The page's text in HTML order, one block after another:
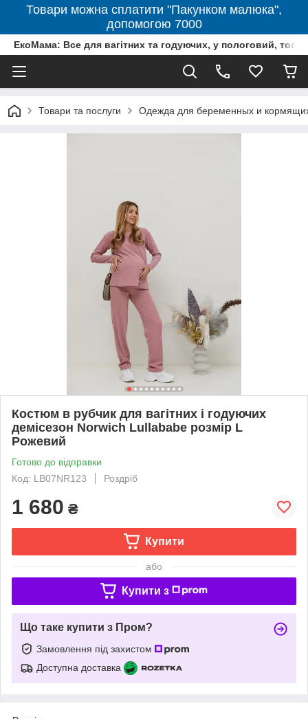
Товари можна сплатити "Пакунком малюка",
допомогою 7000
ЕкоМама: Все для вагітних та годуючих, у пологовий,
Товари та послуги Одежда для беременных и
Костюм в рубчик для вагітних і годуючих
демісезон Norwich Lullababe розмір L
Рожевий
Готово до відправки
Код: LB07NR123
Роздріб
1 680 ₴
Купити
або
Купити з
Що таке купити з Пром?
Замовлення під захистом
Доступна доставка